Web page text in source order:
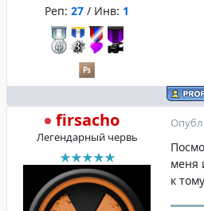
Реп: 27 / Инв: 1
firsacho
Легендарный червь
меня
к